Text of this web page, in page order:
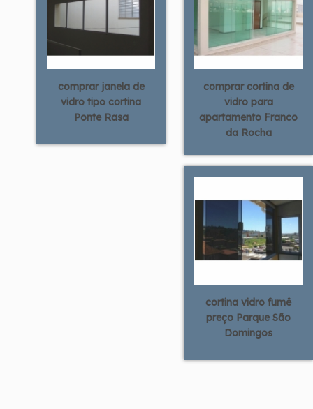
comprar janela de
vidro tipo cortina
Ponte Rasa
comprar cortina de
vidro para
apartamento Franco
da Rocha
cortina vidro fumê
preço Parque São
Domingos